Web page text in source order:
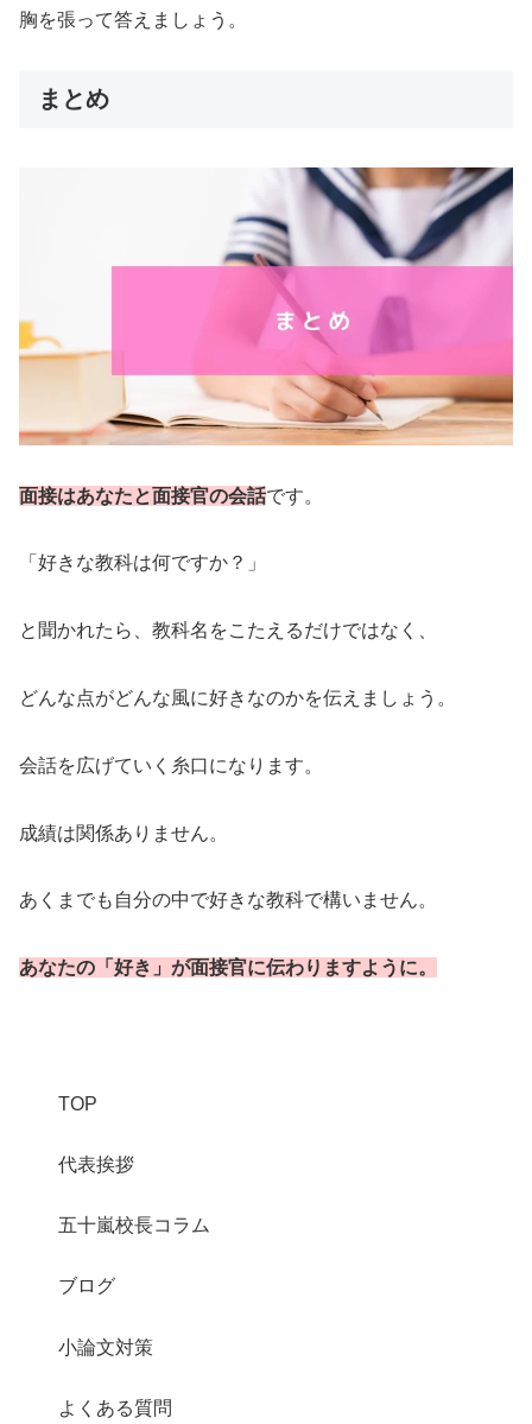
胸を張って答えましょう。
まとめ
面接はあなたと面接官の会話です。
「好きな教科は何ですか？」
と聞かれたら、教科名をこたえるだけではなく、
どんな点がどんな風に好きなのかを伝えましょう。
会話を広げていく糸口になります。
成績は関係ありません。
あくまでも自分の中で好きな教科で構いません。
あなたの「好き」が面接官に伝わりますように。
TOP
代表挨拶
五十嵐校長コラム
ブログ
小論文対策
よくある質問